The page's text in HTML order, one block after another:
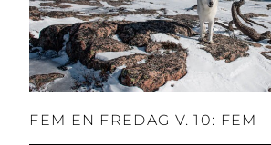
FEM EN FREDAG V. 10: FEM